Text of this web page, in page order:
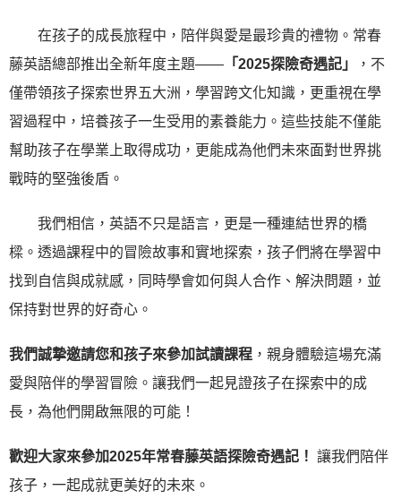
在孩子的成長旅程中，陪伴與愛是最珍貴的禮物。常春
藤英語總部推出全新年度主題—— 「2025探險奇遇記」
，不
僅帶領孩子探索世界五大洲，學習跨文化知識，更重視在學
習過程中，培養孩子一生受用的素養能力。這些技能不僅能
幫助孩子在學業上取得成功，更能成為他們未來面對世界挑
戰時的堅強後盾。
我們相信，英語不只是語言，更是一種連結世界的橋
樑。透過課程中的冒險故事和實地探索，孩子們將在學習中
找到自信與成就感，同時學會如何與人合作、解決問題，並
保持對世界的好奇心。
我們誠摯邀請您和孩子來參加試讀課程 ，親身體驗這場充滿
愛與陪伴的學習冒險。讓我們一起見證孩子在探索中的成
長，為他們開啟無限的可能！
歡迎大家來參加2025年常春藤英語探險奇遇記！ 讓我們陪伴
孩子，一起成就更美好的未來。